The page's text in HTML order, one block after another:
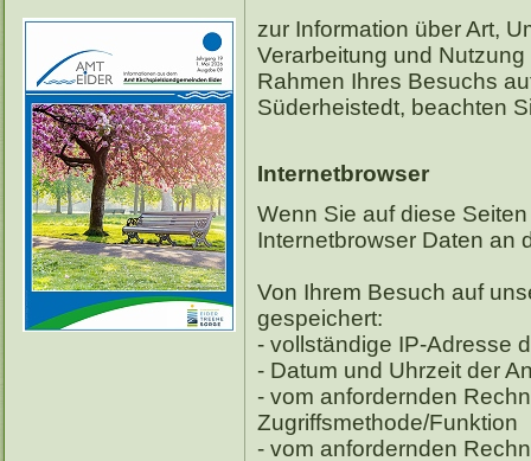
zur Information über Art,
Verarbeitung und
Rahmen Ihres Besuchs
Süderheistedt, beachten
Internetbrowser
Wenn Sie auf diese
Internetbrowser Daten an
Von Ihrem Besuch auf
gespeichert:
- vollständige IP-Adresse
- Datum und Uhrzeit der
- vom anfordernden
Zugriffsmethode/Funktion
- vom anfordernden